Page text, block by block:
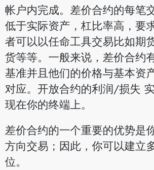
帐户内完成。差价合约的每笔
低于实际资产，杠比率高，要
者可以以任命工具交易比如期
货等等。一般来说，差价合约
基准并且他们的价格与基本资
对应。开放合约的利润/损失
现在你的终端上。
差价合约的一个重要的优势是
方向交易；因此，你可以建立
位。